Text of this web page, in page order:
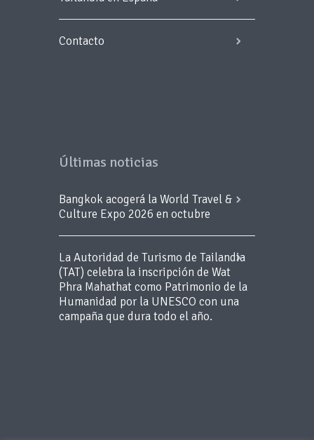
Contacto
Últimas noticias
Bangkok acogerá la World Travel &
Culture Expo 2026 en octubre
La Autoridad de Turismo de Tailandia
(TAT) celebra la inscripción de Wat
Phra Mahathat como Patrimonio de la
Humanidad por la UNESCO con una
campaña que dura todo el año.